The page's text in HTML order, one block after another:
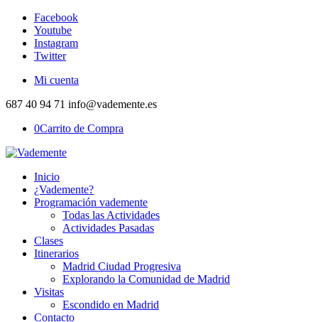
Facebook
Youtube
Instagram
Twitter
Mi cuenta
687 40 94 71 info@vademente.es
0Carrito de Compra
Inicio
¿Vademente?
Programación vademente
Todas las Actividades
Actividades Pasadas
Clases
Itinerarios
Madrid Ciudad Progresiva
Explorando la Comunidad de Madrid
Visitas
Escondido en Madrid
Contacto